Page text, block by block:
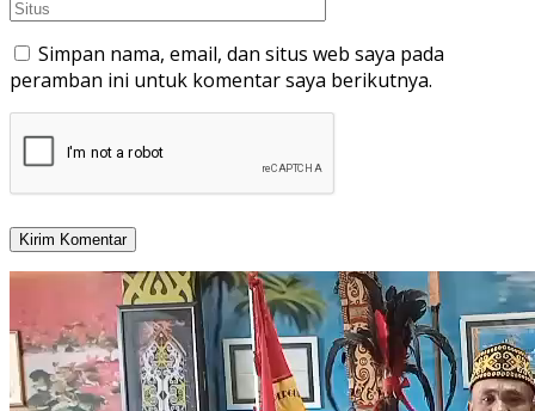
Simpan nama, email, dan situs web saya pada
peramban ini untuk komentar saya berikutnya.